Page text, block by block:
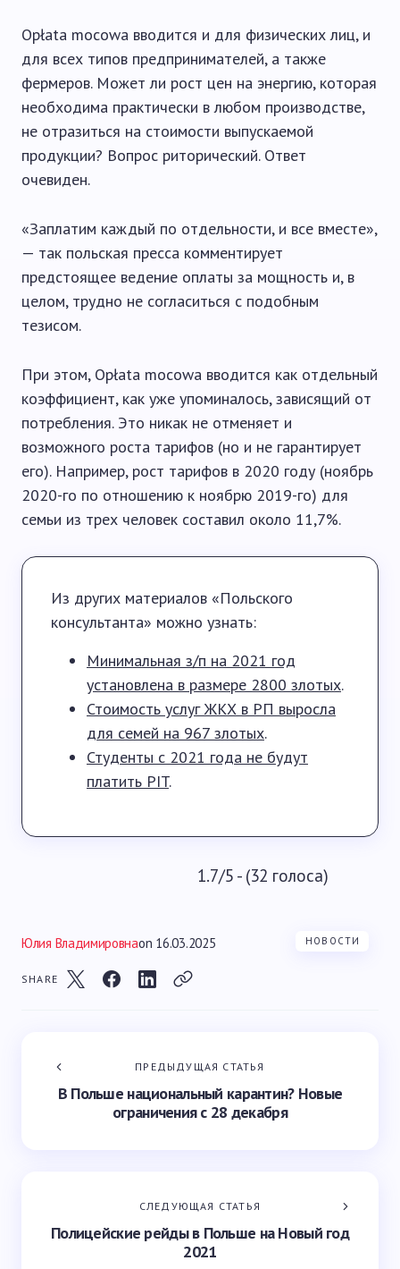
Opłata mocowa вводится и для физических лиц, и
для всех типов предпринимателей, а также
фермеров. Может ли рост цен на энергию, которая
необходима практически в любом производстве,
не отразиться на стоимости выпускаемой
продукции? Вопрос риторический. Ответ
очевиден.
«Заплатим каждый по отдельности, и все вместе»,
— так польская пресса комментирует
предстоящее ведение оплаты за мощность и, в
целом, трудно не согласиться с подобным
тезисом.
При этом, Opłata mocowa вводится как отдельный
коэффициент, как уже упоминалось, зависящий от
потребления. Это никак не отменяет и
возможного роста тарифов (но и не гарантирует
его). Например, рост тарифов в 2020 году (ноябрь
2020-го по отношению к ноябрю 2019-го) для
семьи из трех человек составил около 11,7%.
Из других материалов «Польского
консультанта» можно узнать:
Минимальная з/п на 2021 год
установлена в размере 2800 злотых.
Стоимость услуг ЖКХ в РП выросла
для семей на 967 злотых.
Студенты с 2021 года не будут
платить PIT.
1.7/5 - (32 голоса)
Юлия Владимировнаon 16.03.2025 НОВОСТИ
SHARE
ПРЕДЫДУЩАЯ СТАТЬЯ
В Польше национальный карантин? Новые
ограничения с 28 декабря
СЛЕДУЮЩАЯ СТАТЬЯ
Полицейские рейды в Польше на Новый год
2021